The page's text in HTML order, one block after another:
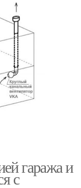
гаража и
с